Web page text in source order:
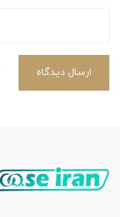
ارسال دیدگاه